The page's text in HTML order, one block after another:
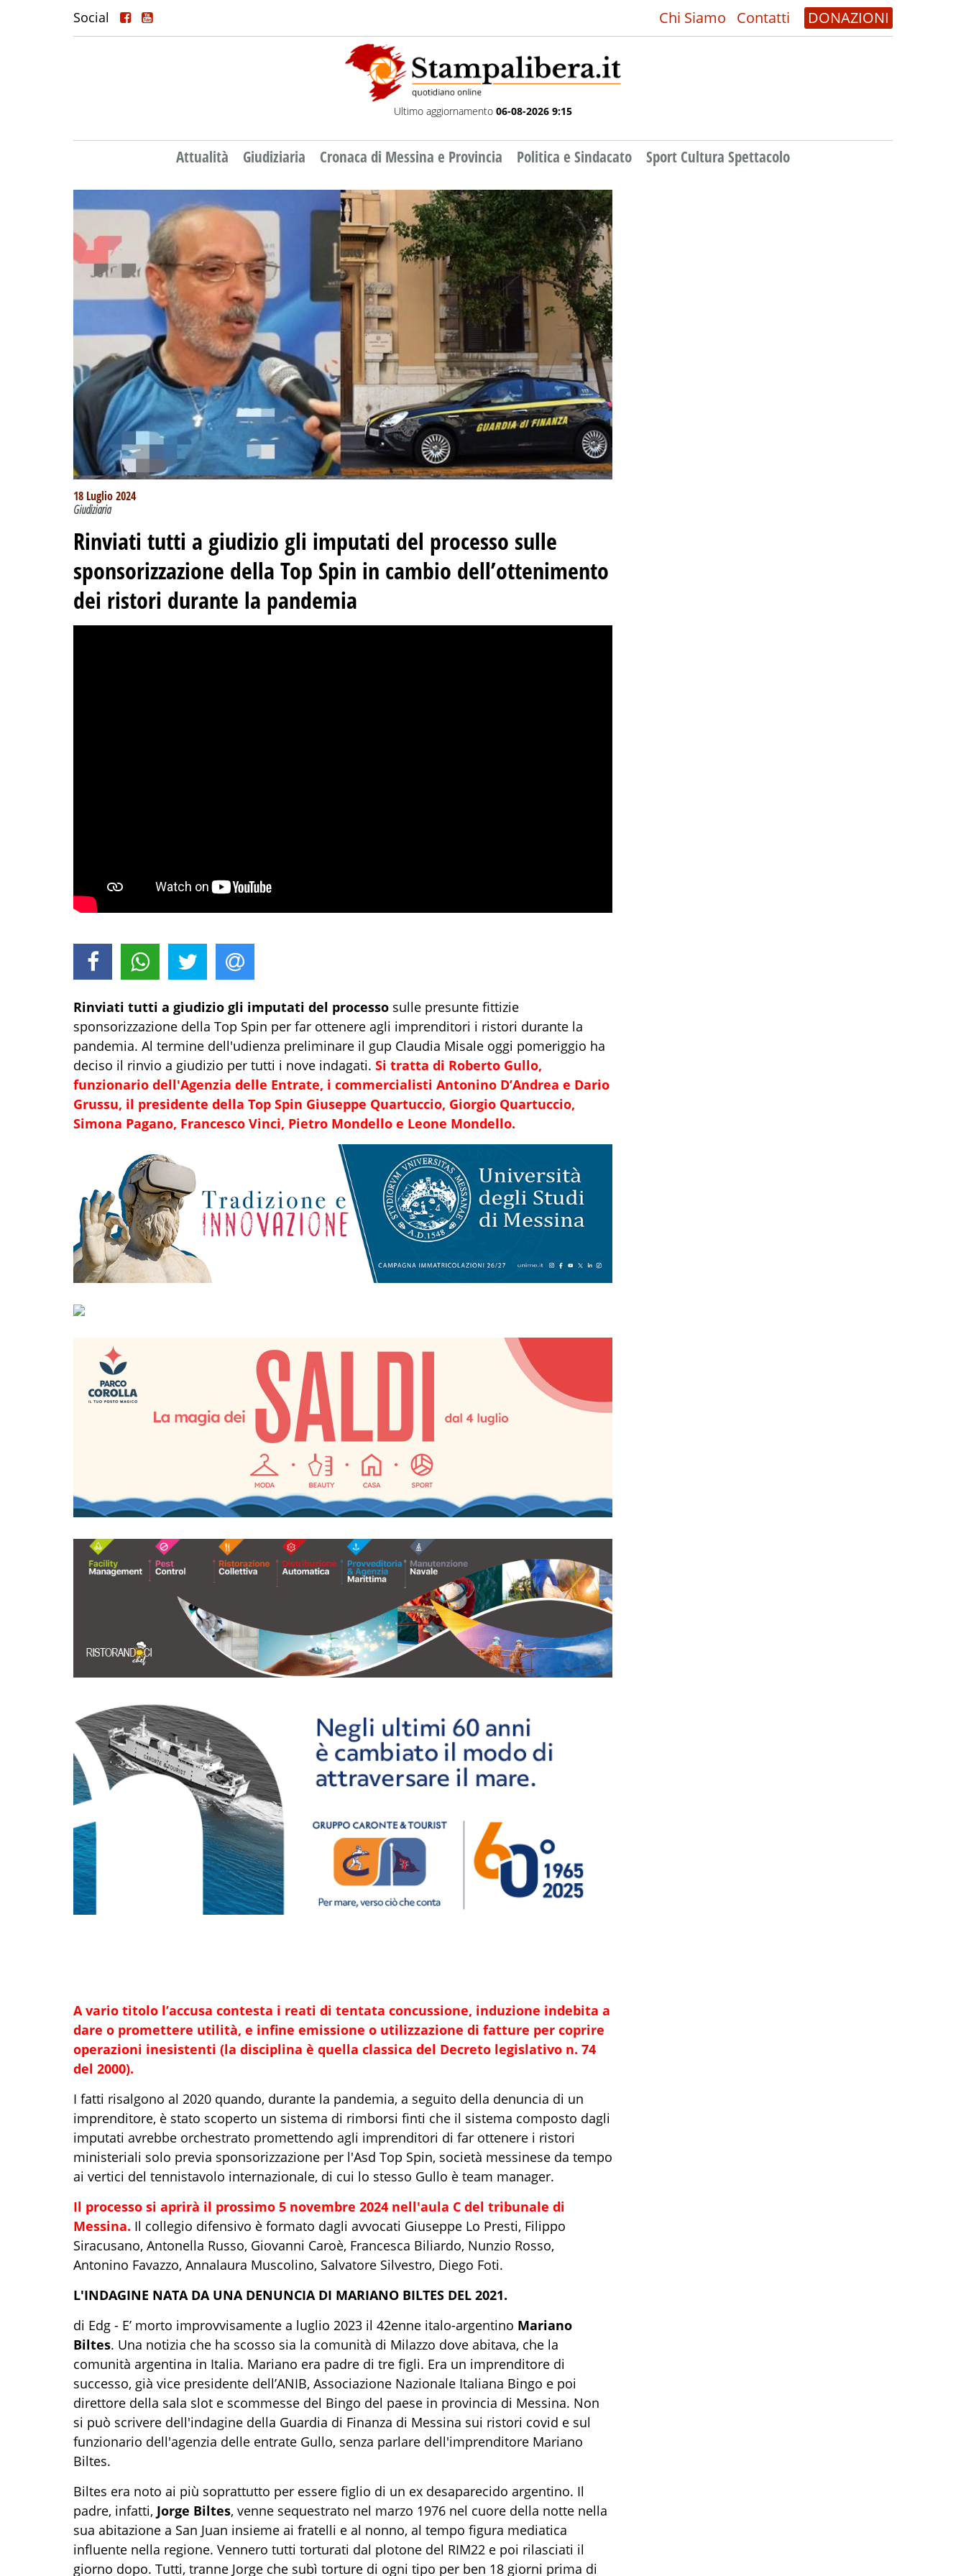
Social Chi Siamo Contatti DONAZIONI
Ultimo aggiornamento 06-08-2026 9:15
Attualità Giudiziaria Cronaca di Messina e Provincia Politica e Sindacato Sport Cultura Spettacolo
18 Luglio 2024
Giudiziaria
Rinviati tutti a giudizio gli imputati del processo sulle
sponsorizzazione della Top Spin in cambio dell’ottenimento
dei ristori durante la pandemia
Rinviati tutti a giudizio gli imputati del processo sulle presunte fittizie
sponsorizzazione della Top Spin per far ottenere agli imprenditori i ristori durante la
pandemia. Al termine dell'udienza preliminare il gup Claudia Misale oggi pomeriggio ha
deciso il rinvio a giudizio per tutti i nove indagati. Si tratta di Roberto Gullo,
funzionario dell'Agenzia delle Entrate, i commercialisti Antonino D’Andrea e Dario
Grussu, il presidente della Top Spin Giuseppe Quartuccio, Giorgio Quartuccio,
Simona Pagano, Francesco Vinci, Pietro Mondello e Leone Mondello.
A vario titolo l’accusa contesta i reati di tentata concussione, induzione indebita a
dare o promettere utilità, e infine emissione o utilizzazione di fatture per coprire
operazioni inesistenti (la disciplina è quella classica del Decreto legislativo n. 74
del 2000).
I fatti risalgono al 2020 quando, durante la pandemia, a seguito della denuncia di un
imprenditore, è stato scoperto un sistema di rimborsi finti che il sistema composto dagli
imputati avrebbe orchestrato promettendo agli imprenditori di far ottenere i ristori
ministeriali solo previa sponsorizzazione per l'Asd Top Spin, società messinese da tempo
ai vertici del tennistavolo internazionale, di cui lo stesso Gullo è team manager.
Il processo si aprirà il prossimo 5 novembre 2024 nell'aula C del tribunale di
Messina. Il collegio difensivo è formato dagli avvocati Giuseppe Lo Presti, Filippo
Siracusano, Antonella Russo, Giovanni Caroè, Francesca Biliardo, Nunzio Rosso,
Antonino Favazzo, Annalaura Muscolino, Salvatore Silvestro, Diego Foti.
L'INDAGINE NATA DA UNA DENUNCIA DI MARIANO BILTES DEL 2021.
di Edg - E’ morto improvvisamente a luglio 2023 il 42enne italo-argentino Mariano
Biltes. Una notizia che ha scosso sia la comunità di Milazzo dove abitava, che la
comunità argentina in Italia. Mariano era padre di tre figli. Era un imprenditore di
successo, già vice presidente dell’ANIB, Associazione Nazionale Italiana Bingo e poi
direttore della sala slot e scommesse del Bingo del paese in provincia di Messina. Non
si può scrivere dell'indagine della Guardia di Finanza di Messina sui ristori covid e sul
funzionario dell'agenzia delle entrate Gullo, senza parlare dell'imprenditore Mariano
Biltes.
Biltes era noto ai più soprattutto per essere figlio di un ex desaparecido argentino. Il
padre, infatti, Jorge Biltes, venne sequestrato nel marzo 1976 nel cuore della notte nella
sua abitazione a San Juan insieme ai fratelli e al nonno, al tempo figura mediatica
influente nella regione. Vennero tutti torturati dal plotone del RIM22 e poi rilasciati il
giorno dopo. Tutti, tranne Jorge che subì torture di ogni tipo per ben 18 giorni prima di